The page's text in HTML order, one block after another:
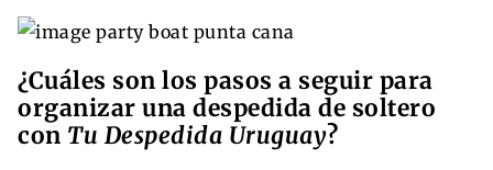
¿Cuáles son los pasos a seguir para
organizar una despedida de soltero
con Tu Despedida Uruguay?